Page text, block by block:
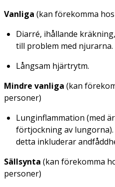
Vanliga (kan förekomma
Diarré, ihållande
till problem med njurarna.
Långsam hjärtrytm.
Mindre vanliga (kan
personer)
Lunginflammation (med
förtjockning av lungorna).
detta inkluderar
Sällsynta (kan förekomma
personer)